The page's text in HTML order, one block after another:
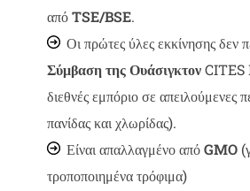
απόTSE/BSE.
Οι πρώτες ύλες εκκίνησης δεν
Σύμβαση της ΟυάσιγκτονCITES
διεθνές εμπόριο σε απειλούμενες
πανίδας και χλωρίδας).
Είναι απαλλαγμένο απόGMO
τροποποιημένα τρόφιμα)